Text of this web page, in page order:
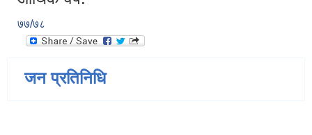
७७/७८
जन प्रतिनिधि